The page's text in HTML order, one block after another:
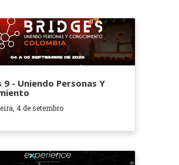
9 - Uniendo Personas Y
4 de setembro